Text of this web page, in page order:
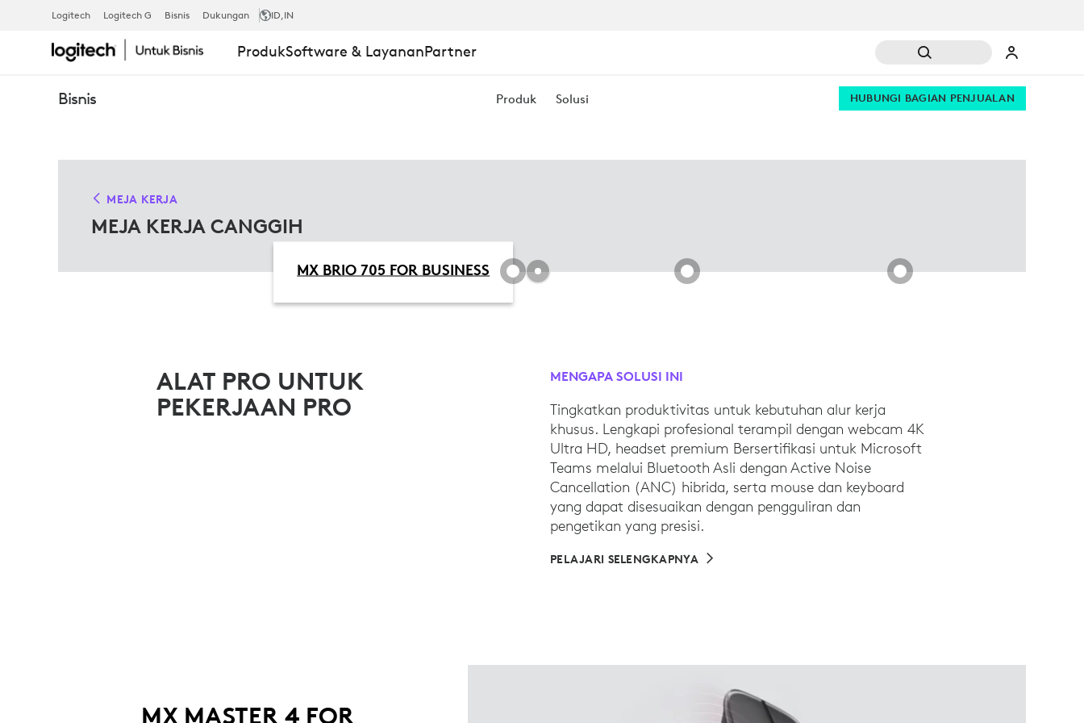
SOLUSI
MEJA
KERJA
CANGGIH
UNTUK
TEAMS
Logitech Logitech G Bisnis Dukungan ID,IN
ProdukSoftware & LayananPartner
Bisnis Produk Solusi HUBUNGI BAGIAN PENJUALAN
MEJA KERJA
MEJA KERJA CANGGIH
MX BRIO 705 FOR BUSINESS
ALAT PRO UNTUK
PEKERJAAN PRO
MENGAPA SOLUSI INI
Tingkatkan produktivitas untuk kebutuhan alur kerja
khusus. Lengkapi profesional terampil dengan webcam 4K
Ultra HD, headset premium Bersertifikasi untuk Microsoft
Teams melalui Bluetooth Asli dengan Active Noise
Cancellation (ANC) hibrida, serta mouse dan keyboard
yang dapat disesuaikan dengan pengguliran dan
pengetikan yang presisi.
PELAJARI SELENGKAPNYA
MX MASTER 4 FOR